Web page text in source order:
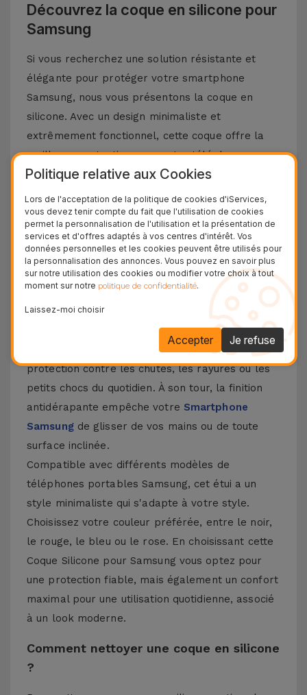
Découvrez la coque en silicone pour
Samsung
Si vous recherchez une solution résistante et
élégante pour protéger votre smartphone
Samsung, nous vous présentons la coque en
silicone. Avec un design minimaliste et
extrêmement fonctionnel, cette coque offre la
meilleure protection pour votre téléphone
portable, combinée à un toucher doux sans
négliger le design et les fonctionnalités
emblématiques de votre téléphone portable
Samsung.
Découvrez les avantages d'une coque en
silicone Samsung
La coque en silicone pour Samsung se distingue
par sa légèreté et sa flexibilité. Fabriqué à partir
de matériaux de haute qualité, vous aurez une
protection contre les chutes, les rayures ou les
petits chocs du quotidien. À son tour, la finition
antidérapante empêche votre Smartphone
Samsungde glisser de vos mains ou de toute
surface inclinée.
Compatible avec différents modèles de
téléphones portables Samsung, cet étui a un
style minimaliste qui s'adapte à votre style.
Choisissez votre couleur préférée, entre le noir,
le rouge, le bleu ou le rose. En choisissant cette
Coque Silicone pour Samsung vous optez pour
une protection fiable, mais également un confort
maximal pour une utilisation quotidienne, associé
à un look moderne.
Comment nettoyer une coque en silicone
?
Politique relative aux Cookies
Lors de l'acceptation de la politique de cookies d'iServices,
vous devez tenir compte du fait que l'utilisation de cookies
permet la personnalisation de l'utilisation et la présentation de
services et d'offres adaptés à vos centres d'intérêt. Vos
données personnelles et les cookies peuvent être utilisés pour
la personnalisation des annonces. Vous pouvez en savoir plus
sur notre utilisation des cookies ou modifier votre choix à tout
moment sur notre politique de confidentialité.
Laissez-moi choisir
Je refuse
Accepter